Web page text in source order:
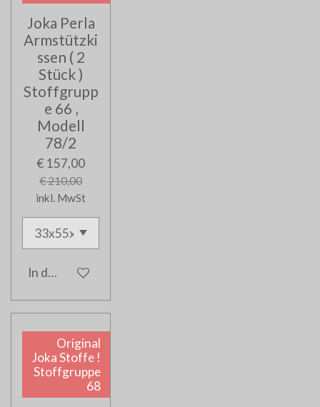
Joka Perla
Armstützki
ssen ( 2
Stück )
Stoffgrupp
e 66 ,
Modell
78/2
€ 157,00
€ 210,00
inkl. MwSt
In den Warenkorb
Original
Joka Stoffe !
Stoffgruppe
68